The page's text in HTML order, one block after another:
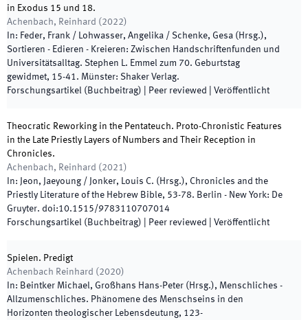
in Exodus 15 und 18.
Achenbach, Reinhard ( 2022)
In: Feder, Frank / Lohwasser, Angelika / Schenke, Gesa ( Hrsg.),
Sortieren - Edieren - Kreieren: Zwischen Handschriftenfunden und
Universitätsalltag. Stephen L. Emmel zum 70. Geburtstag
gewidmet, 15-41. Münster: Shaker Verlag.
Forschungsartikel (Buchbeitrag) | Peer reviewed Veröffentlicht
Theocratic Reworking in the Pentateuch. Proto-Chronistic Features
in the Late Priestly Layers of Numbers and Their Reception in
Chronicles.
Achenbach, Reinhard ( 2021)
In:
Jeon, Jaeyoung / Jonker, Louis C. ( Hrsg.), Chronicles and the
Priestly Literature of the Hebrew Bible, 53-78. Berlin - New York: De
Gruyter. doi:10.1515/9783110707014
Forschungsartikel (Buchbeitrag) | Peer reviewed Veröffentlicht
Spielen. Predigt
Achenbach Reinhard ( 2020)
In: Beintker Michael, Großhans Hans-Peter ( Hrsg.), Menschliches -
Allzumenschliches. Phänomene des Menschseins in den
Horizonten theologischer Lebensdeutung, 123-